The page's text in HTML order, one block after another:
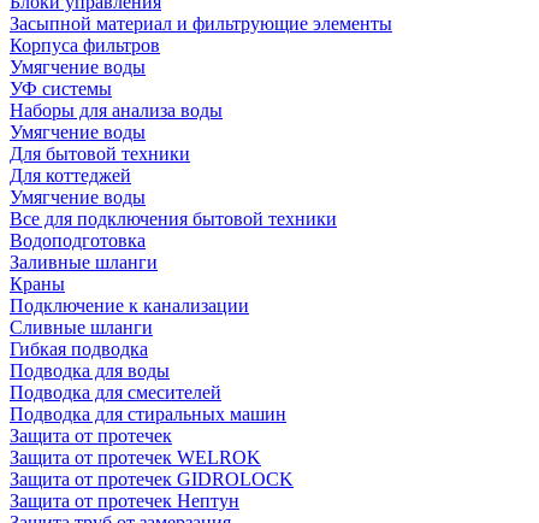
Засыпной материал и фильтрующие элементы
Корпуса фильтров
Умягчение воды
УФ системы
Наборы для анализа воды
Умягчение воды
Для бытовой техники
Для коттеджей
Умягчение воды
Все для подключения бытовой техники
Водоподготовка
Заливные шланги
Краны
Подключение к канализации
Сливные шланги
Гибкая подводка
Подводка для воды
Подводка для смесителей
Подводка для стиральных машин
Защита от протечек
Защита от протечек WELROK
Защита от протечек GIDROLOCK
Защита от протечек Нептун